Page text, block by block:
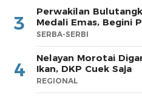
3
Perwakilan
Medali Emas, Begini
SERBA-SERBI
4
Nelayan Morotai
Ikan, DKP Cuek Saja
REGIONAL